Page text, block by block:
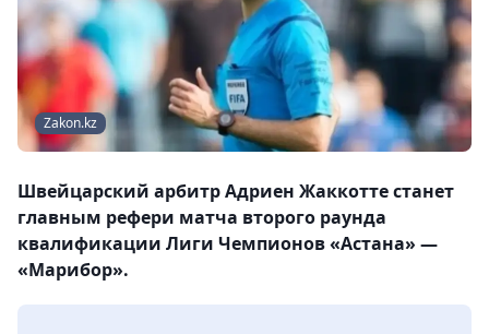
Zakon.kz
Швейцарский арбитр Адриен Жаккотте станет
главным рефери матча второго раунда
квалификации Лиги Чемпионов «Астана» —
«Марибор».